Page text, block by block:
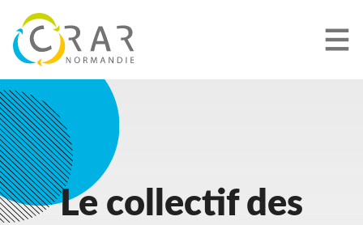
contenu
principal
Le collectif des